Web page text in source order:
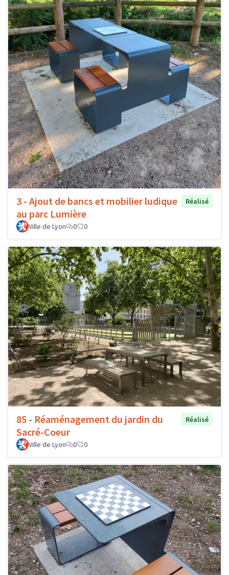
3 - Ajout de bancs et mobilier ludique
au parc Lumière
Réalisé
Ville de Lyon 0 0
85 - Réaménagement du jardin du
Sacré-Coeur
Réalisé
Ville de Lyon 0 0